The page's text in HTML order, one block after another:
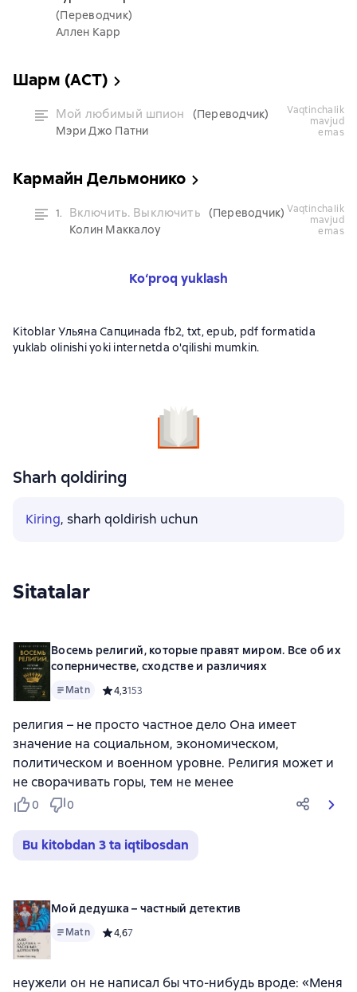
(Переводчик)
Аллен Карр
Шарм (АСТ)
Мой любимый шпион
(Переводчик)
Мэри Джо Патни
vaqtinchalik
mavjud
emas
Кармайн Дельмонико
1. Включить. Выключить
(Переводчик)
Колин Маккалоу
vaqtinchalik
mavjud
emas
Ko‘proq yuklash
Kitoblar Ульяна Сапцинаda fb2, txt, epub, pdf formatida
yuklab olinishi yoki internetda o'qilishi mumkin.
Sharh qoldiring
Kiring, sharh qoldirish uchun
Sitatalar
Восемь религий, которые правят миром. Все об их
соперничестве, сходстве и различиях
Matn Средний рейтинг 4,3 на основе 153 оценок
4,3153
религия – не просто частное дело Она имеет
значение на социальном, экономическом,
политическом и военном уровне. Религия может и
не сворачивать горы, тем не менее
0 0
Bu kitobdan 3 ta iqtibosdan
Мой дедушка – частный детектив
Matn Средний рейтинг 4,6 на основе 7 оценок
4,67
неужели он не написал бы что-нибудь вроде: «Меня